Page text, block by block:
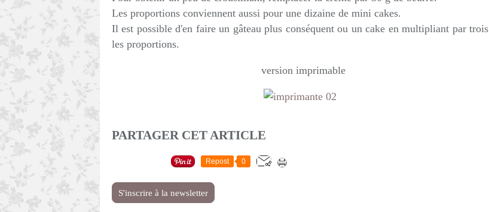
Les proportions conviennent aussi pour une dizaine de mini cakes.
Il est possible d'en faire un gâteau plus conséquent ou un cake en multipliant par trois
les proportions.
version imprimable
PARTAGER CET ARTICLE
Repost 0
S'inscrire à la newsletter